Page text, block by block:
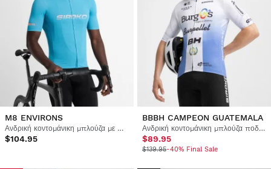
M8 ENVIRONS
Ανδρική κοντομάνικη μπλούζα με πλέγμα ποδηλασίας
$104.95
BBBH CAMPEON GUATEMALA
Ανδρική κοντομάνικη μπλούζα ποδηλασίας Burgos Burpellet BH x Siroko
$89.95
$139.95-40% Final Sale